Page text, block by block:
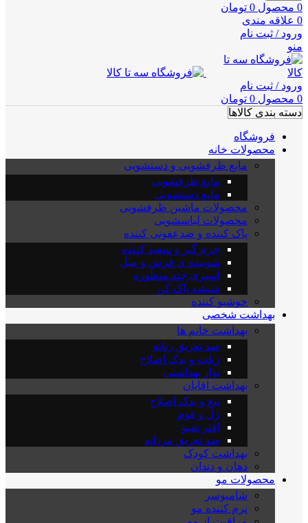
0 محصول 0 تومان
0 علاقه مندی
ورود / ثبت نام
منو
ورود / ثبت نام
0 محصول 0 تومان
دسته بندی کالاها
فروشگاه
محصولات خانه
مایع ظرفشویی و دستشویی
مایع ظرفشویی
مایع دستشویی
محصولات ماشین ظرفشویی
محصولات لباسشویی
پاک کننده و ضدعفونی کننده
جرم گیر و سفید کننده
شوینده ی فرش و مبل
اسپری چند منظوره
شیشه پاک کن
خوشبو کننده
بهداشت شخصی
بهداشت خانم ها
ضد تعریق زنانه
ژیلت و یدک اصلاح
نوار بهداشتی
بهداشت اقایان
تیغ و یدک اصلاح
ژل و فوم
افتر شیو
ضد تعریق مردانه
بهداشت کودک
دهان و دندان
محصولات مو
شامپوسر
نرم کننده مو